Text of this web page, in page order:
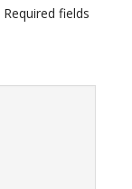
Required fields